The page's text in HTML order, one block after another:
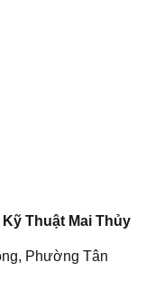
Thuật Mai Thủy
Phường Tân